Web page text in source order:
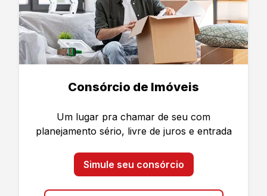
Consórcio de Imóveis
Um lugar pra chamar de seu com
planejamento sério, livre de juros e entrada
Simule seu consórcio